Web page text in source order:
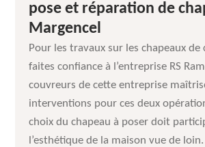
pose et réparation de
Margencel
Pour les travaux sur les chapeaux de
faites confiance à l’entreprise RS
couvreurs de cette entreprise
interventions pour ces deux
choix du chapeau à poser doit
l’esthétique de la maison vue de